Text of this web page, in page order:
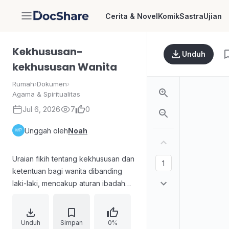
DocShare Cerita & NovelKomikSastraUjian
Kekhususan-
kekhususan Wanita
Rumah›Dokumen›
Agama & Spiritualitas
Jul 6, 2026 7 0
Unggah olehNoah
Uraian fikih tentang kekhususan dan
ketentuan bagi wanita dibanding
laki-laki, mencakup aturan ibadah
rambut tertentu, ketentuan saat haid
dan tanda baligh, adab suara dalam
Unduh Simpan 0%
Unduh